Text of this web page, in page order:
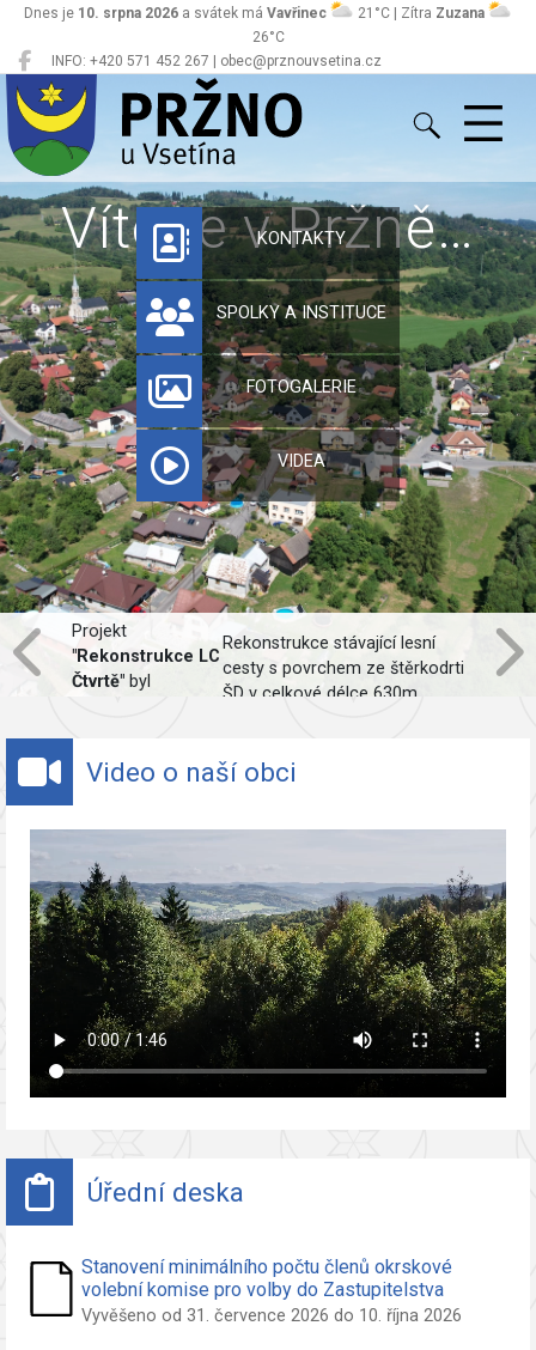
INFO: +420 571 452 267 | obec@prznouvsetina.cz
Dnes je 10. srpna 2026 a svátek má Vavřinec 21°C | Zítra Zuzana
26°C
Pržno
Vítejte v Pržně…
KONTAKTY
SPOLKY A INSTITUCE
FOTOGALERIE
VIDEA
Projekt
"Rekonstrukce LC
Čtvrtě" byl
Rekonstrukce stávající lesní
cesty s povrchem ze štěrkodrti
ŠD v celkové délce 630m,
Video o naší obci
Úřední deska
Stanovení minimálního počtu členů okrskové
volební komise pro volby do Zastupitelstva
obce Pržno
Vyvěšeno od 31. července 2026 do 10. října 2026